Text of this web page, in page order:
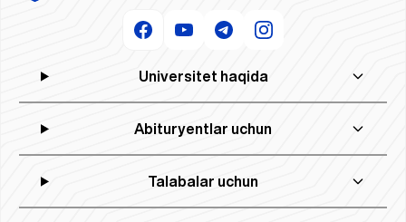
Universitet haqida
Abituryentlar uchun
Talabalar uchun